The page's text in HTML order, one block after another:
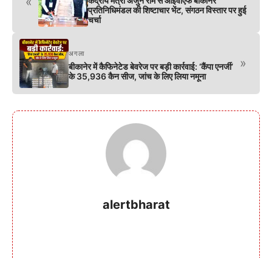
प्रतिनिधिमंडल की शिष्टाचार भेंट, संगठन विस्तार पर हुई
चर्चा
अगला
बीकानेर में कैफिनेटेड बेवरेज पर बड़ी कार्रवाई: ‘कैंपा एनर्जी’
के 35,936 कैन सीज, जांच के लिए लिया नमूना
»
alertbharat